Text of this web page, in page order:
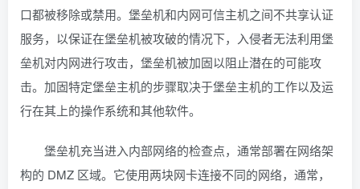
口都被移除或禁用。堡垒机和内网可信主机之间不共享认证
服务，以保证在堡垒机被攻破的情况下，入侵者无法利用堡
垒机对内网进行攻击，堡垒机被加固以阻止潜在的可能攻
击。加固特定堡垒主机的步骤取决于堡垒主机的工作以及运
行在其上的操作系统和其他软件。
堡垒机充当进入内部网络的检查点，通常部署在网络架
构的 DMZ 区域。它使用两块网卡连接不同的网络，通常，